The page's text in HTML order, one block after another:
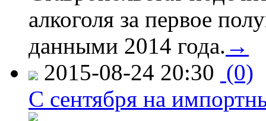
алкоголя за первое
данными 2014 года. →
2015-08-24 20:30 (0)
C сентября на